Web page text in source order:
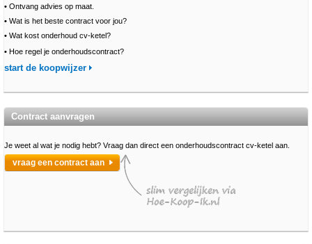
• Ontvang advies op maat.
• Wat is het beste contract voor jou?
• Wat kost onderhoud cv-ketel?
• Hoe regel je onderhoudscontract?
start de koopwijzer
Contract aanvragen
Je weet al wat je nodig hebt? Vraag dan direct een onderhoudscontract cv-ketel aan.
vraag een contract aan